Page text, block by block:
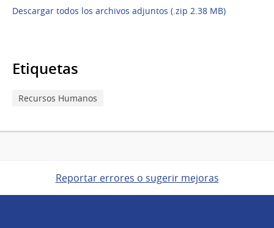
Descargar todos los archivos adjuntos (.zip 2.38 MB)
Etiquetas
Recursos Humanos
Reportar errores o sugerir mejoras